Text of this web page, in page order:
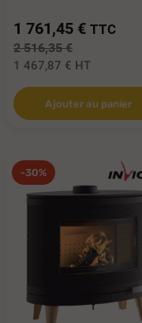
1 761,45 € TTC
2 516,35 €
1 467,87 € HT
Ajouter au panier
-30%